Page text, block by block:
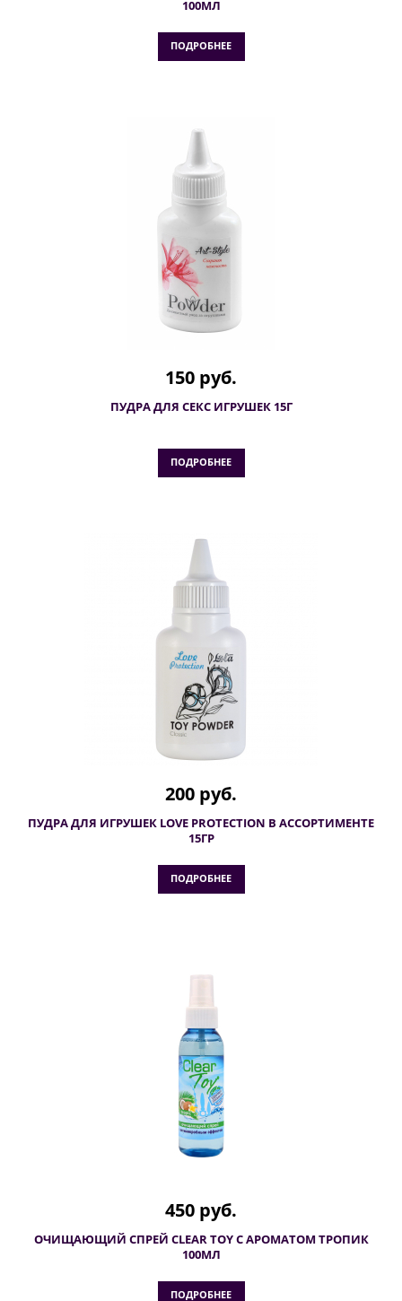
100МЛ
ПОДРОБНЕЕ
150 руб.
ПУДРА ДЛЯ СЕКС ИГРУШЕК 15Г
ПОДРОБНЕЕ
200 руб.
ПУДРА ДЛЯ ИГРУШЕК LOVE PROTECTION В АССОРТИМЕНТЕ
15ГР
ПОДРОБНЕЕ
450 руб.
ОЧИЩАЮЩИЙ СПРЕЙ CLEAR TOY С АРОМАТОМ ТРОПИК
100МЛ
ПОДРОБНЕЕ